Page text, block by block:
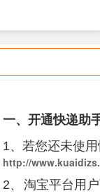
一、 开通快递助
1、若您还未使
http://
2、 淘宝平台用